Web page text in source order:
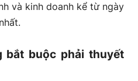
và kinh doanh kể từ ngày
bắt buộc phải thuyết